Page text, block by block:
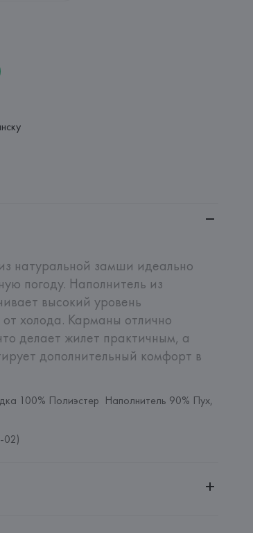
натуральной замши идеально
погоду. Наполнитель из
высокий уровень
холода. Карманы отлично
делает жилет практичным, а
дополнительный комфорт в
100% Полиэстер  Наполнитель 90% Пух,
02)